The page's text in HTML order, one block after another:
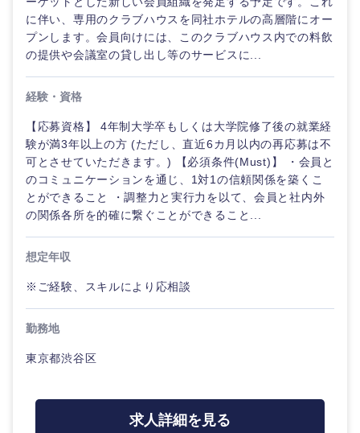
ご希望の職種を選択してください
経営企
画・事業
ド
管理
すべての経営企画・事業企
ご希望の職種を選択してください
経営企画・事業企画
管理
SCM
人事
マーケティング
ご希望の業界を選択してください
商社・卸
エネルギー・資源・環境
素材・化学・金属
ご希望の勤務地を選択してください
北海道・東北地方
北海道
秋田県
ご希望条件を入力ください
希望年収
推奨年齢
フリーワード
に伴い、専用のクラブハウスを同社ホテルの高層階にオー
プンします。会員向けには、このクラブハウス内での料飲
の提供や会議室の貸し出し等のサービスに...
経験・資格
【応募資格】 4年制大学卒もしくは大学院修了後の就業経
験が満3年以上の方 (ただし、直近6カ月以内の再応募は不
可とさせていただきます。) 【必須条件(Must)】 ・会員と
のコミュニケーションを通じ、1対1の信頼関係を築くこ
とができること ・調整力と実行力を以て、会員と社内外
の関係各所を的確に繋ぐことができること...
想定年収
※ご経験、スキルにより応相談
勤務地
東京都渋谷区
求人詳細を見る